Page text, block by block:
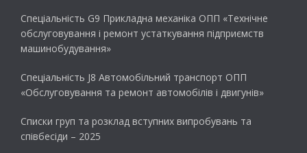
Спеціальність G9 Прикладна механіка ОПП «Технічне
обслуговування і ремонт устаткування підприємств
машинобудування»
Спеціальність J8 Автомобільний транспорт ОПП
«Обслуговування та ремонт автомобілів і двигунів»
Списки груп та розклад вступних випробувань та
співбесіди – 2025